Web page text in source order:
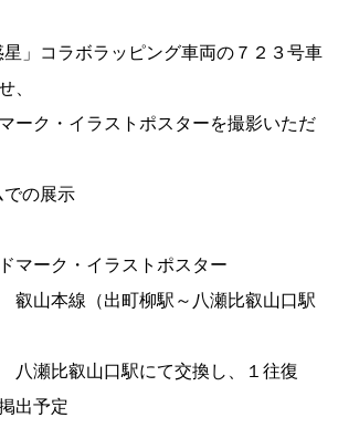
」コラボラッピング車両の７２３号車
、
ク・イラストポスターを撮影いただ
ホームでの展示
ーク・イラストポスター
本線（出町柳駅～八瀬比叡山口駅
比叡山口駅にて交換し、１往復
出予定